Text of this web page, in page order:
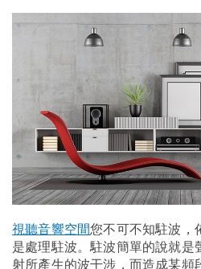
視聽音響空間您不可不知駐波，
是處理駐波。駐波簡單的說就是